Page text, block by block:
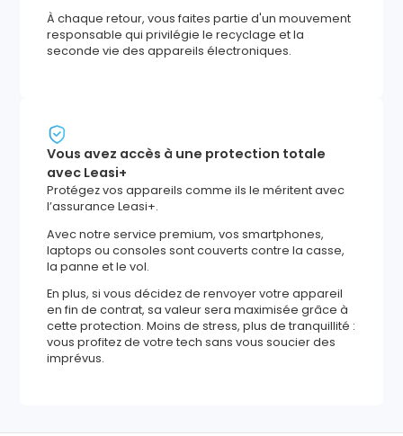
À chaque retour, vous faites partie d'un mouvement
responsable qui privilégie le recyclage et la
seconde vie des appareils électroniques.
Vous avez accès à une protection totale
avec Leasi+
Protégez vos appareils comme ils le méritent avec
l’assurance Leasi+.
Avec notre service premium, vos smartphones,
laptops ou consoles sont couverts contre la casse,
la panne et le vol.
En plus, si vous décidez de renvoyer votre appareil
en fin de contrat, sa valeur sera maximisée grâce à
cette protection. Moins de stress, plus de tranquillité :
vous profitez de votre tech sans vous soucier des
imprévus.